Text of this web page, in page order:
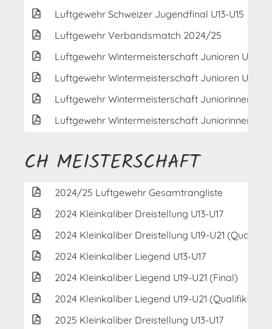
Luftgewehr Schweizer Jugendfinal U13-U15
Luftgewehr Verbandsmatch 2024/25
Luftgewehr Wintermeisterschaft Junioren U21
Luftgewehr Wintermeisterschaft Junioren U21
Luftgewehr Wintermeisterschaft Juniorinnen
Luftgewehr Wintermeisterschaft Juniorinnen
CH MEISTERSCHAFT
2024/25 Luftgewehr Gesamtrangliste
2024 Kleinkaliber Dreistellung U13-U17
2024 Kleinkaliber Dreistellung U19-U21
2024 Kleinkaliber Liegend U13-U17
2024 Kleinkaliber Liegend U19-U21 (Final)
2024 Kleinkaliber Liegend U19-U21
2025 Kleinkaliber Dreistellung U13-U17